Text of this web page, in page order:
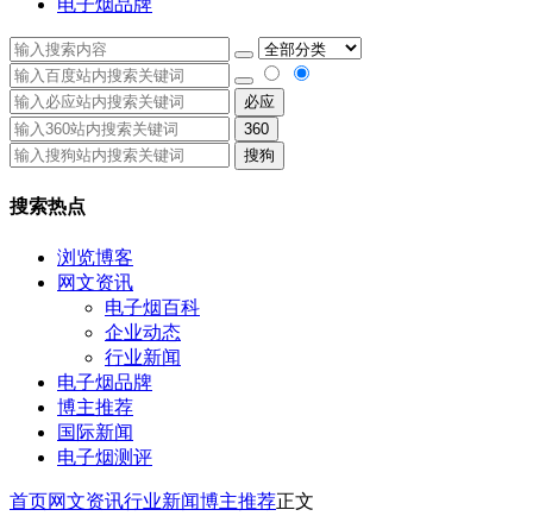
电子烟品牌
必应
360
搜狗
搜索热点
浏览博客
网文资讯
电子烟百科
企业动态
行业新闻
电子烟品牌
博主推荐
国际新闻
电子烟测评
首页网文资讯行业新闻博主推荐正文